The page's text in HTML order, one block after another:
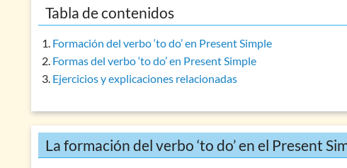
(to be)
(‘to do’)
Simple
Síntesis: verbos
Conjunciones: aspectos generales y función
Interjecciones: uso y aspectos generales
Preposiciones: consideraciones generales
Palabras difíciles
Ejercicio mixto 1: adjetivos & adverbios
Tabla de contenidos
Formación del verbo ‘to do’ en Present Simple
Formas del verbo ‘to do’ en Present Simple
Ejercicios y explicaciones relacionadas
La formación del verbo ‘to do’ en el Present